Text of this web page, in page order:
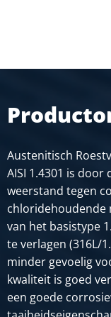
Bruto prijs
Artikelnummer
Omschrijving
Rvs plaat 316L
papier
Stuks gewicht in
Bruto prijs
SELECTEER
Artikelnummer
Austenitisch
AISI 1.4301 is
weerstand tegen
chloridehoudende
van het basistype
te verlagen (316L/
minder gevoelig
kwaliteit is goed
een goede